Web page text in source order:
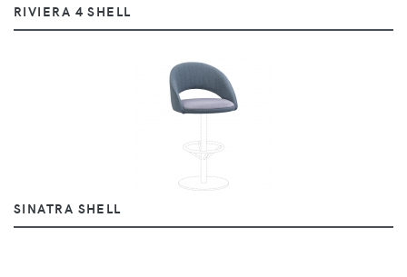
RIVIERA 4 SHELL
SINATRA SHELL